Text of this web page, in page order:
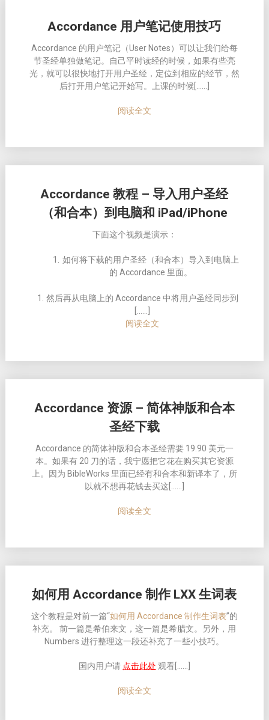
Accordance 用户笔记使用技巧
Accordance 的用户笔记（User Notes）可以让我们给每
节圣经单独做笔记。自己平时读经的时候，如果有些亮
光，就可以很快地打开用户圣经，定位到相应的经节，然
后打开用户笔记开始写。上课的时候[……]
阅读全文
Accordance 教程 – 导入用户圣经
（和合本）到电脑和 iPad/iPhone
下面这个视频是演示：
如何将下载的用户圣经（和合本）导入到电脑上
的 Accordance 里面。
然后再从电脑上的 Accordance 中将用户圣经同步到
[……]
阅读全文
Accordance 资源 – 简体神版和合本
圣经下载
Accordance 的简体神版和合本圣经需要 19.90 美元一
本。如果有 20 刀的话，我宁愿把它花在购买其它资源
上。因为 BibleWorks 里面已经有和合本和新译本了，所
以就不想再花钱去买这[……]
阅读全文
如何用 Accordance 制作 LXX 生词表
这个教程是对前一篇“如何用 Accordance 制作生词表”的
补充。 前一篇是希伯来文，这一篇是希腊文。另外，用
Numbers 进行整理这一段还补充了一些小技巧。
国内用户请 点击此处 观看[……]
阅读全文